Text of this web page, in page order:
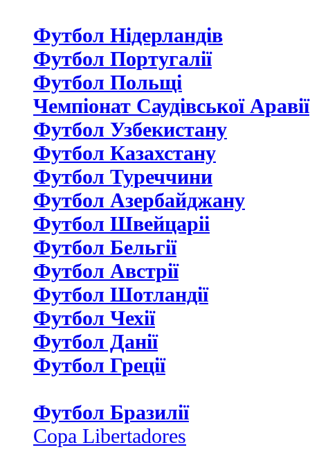
Футбол Нідерландiв
Футбол Португалії
Футбол Польщі
Чемпіонат Саудівської Аравії
Футбол Узбекистану
Футбол Казахстану
Футбол Туреччини
Футбол Азербайджану
Футбол Швейцаріі
Футбол Бельгії
Футбол Австрії
Футбол Шотландії
Футбол Чехії
Футбол Данії
Футбол Греції
Футбол Бразилії
Copa Libertadores